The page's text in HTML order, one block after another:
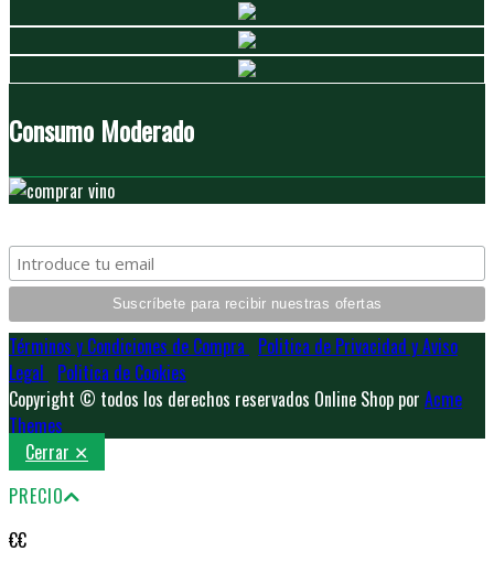
Consumo Moderado
Términos y Condiciones de Compra Politica de Privacidad y Aviso
Legal Politica de Cookies
Copyright © todos los derechos reservados Online Shop por Acme
Themes
Cerrar ✕
PRECIO
€€